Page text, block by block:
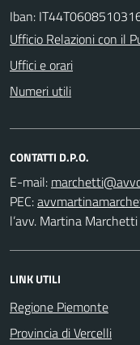
Iban:
Ufficio Relazioni con il
Uffici e orari
Numeri utili
CONTATTI D.P.O.
E-mail:
PEC:
l’avv. Martina
LINK UTILI
Regione Piemonte
Provincia di Vercelli